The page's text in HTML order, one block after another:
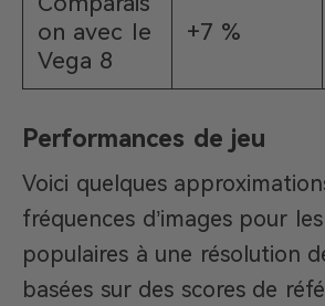
on avec le
Vega 8
+7 %
Performances de jeu
Voici quelques
fréquences d’images pour
populaires à une résolution
basées sur des scores de